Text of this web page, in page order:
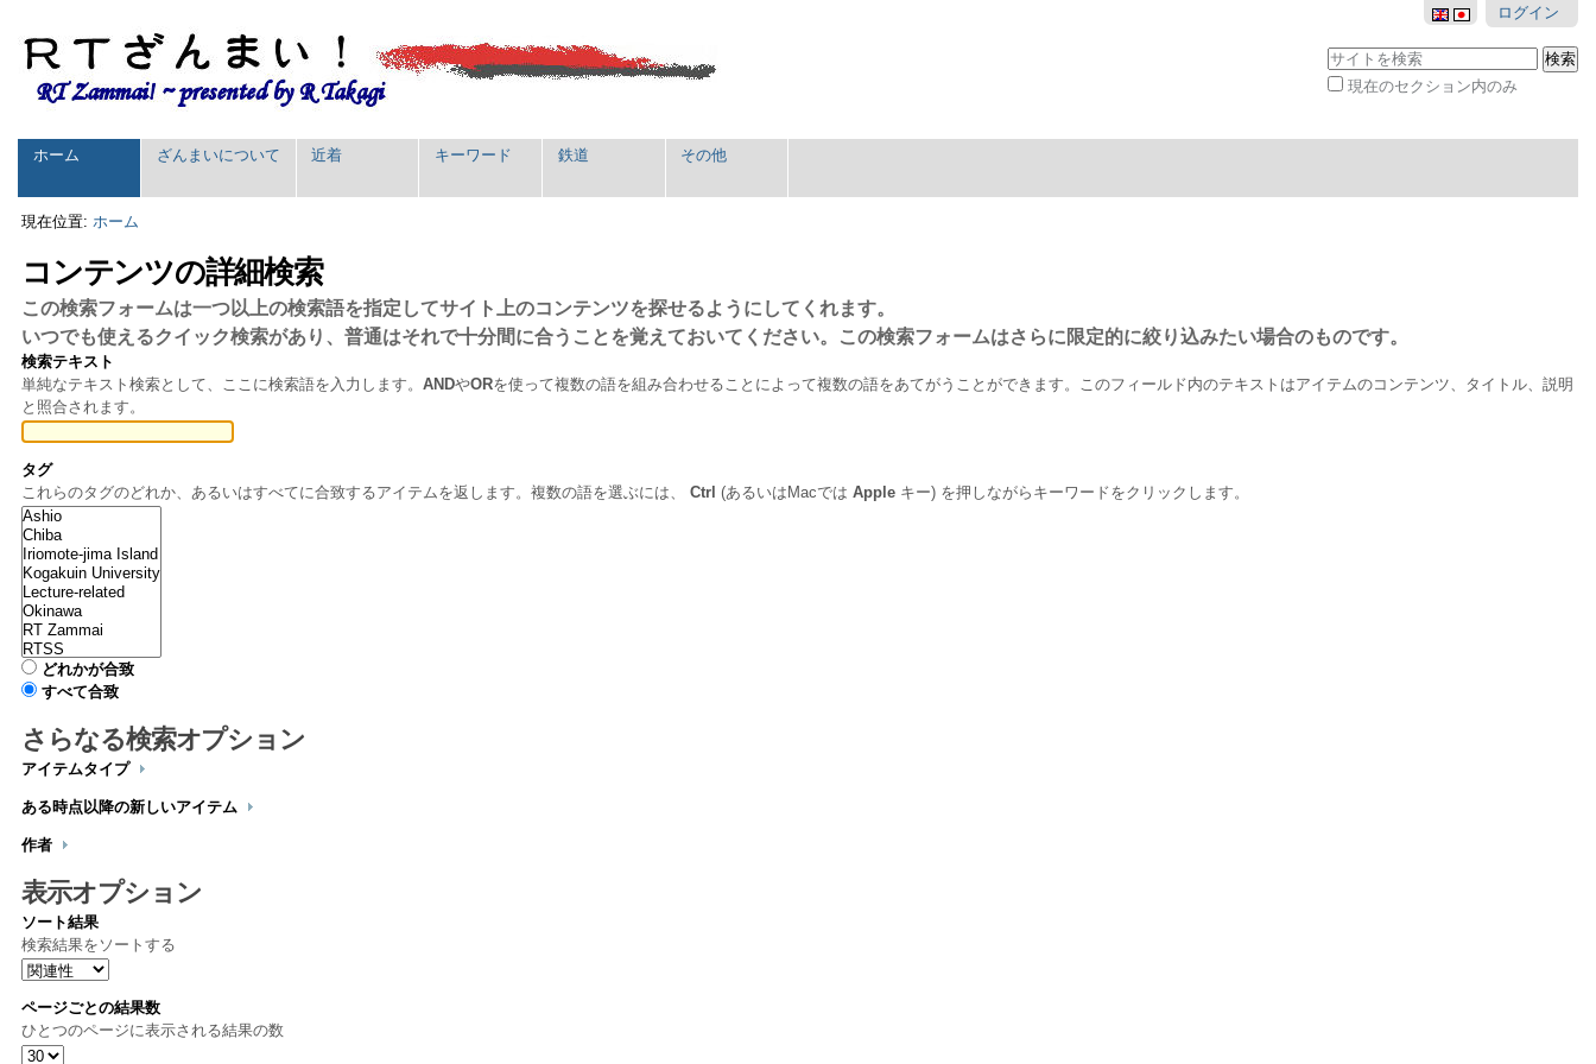
ン
テ
に
飛
ナ
ゲ
ー
シ
ョ
ン
に
飛
ー
ソ
ツ
ル
ログイン
サイトを検索
現在のセクション内のみ
検
セ
シ
ョ
ン
ホーム ざんまいについて 近着 キーワード 鉄道 その他
現在位置: ホーム
コンテンツの詳細検索
この検索フォームは一つ以上の検索語を指定してサイト上のコンテンツを探せるようにしてくれます。
いつでも使えるクイック検索があり、普通はそれで十分間に合うことを覚えておいてください。この検索フォームはさらに限定的に絞り込みたい場合のものです。
検索テキスト
単純なテキスト検索として、ここに検索語を入力します。ANDやORを使って複数の語を組み合わせることによって複数の語をあてがうことができます。このフィールド内のテキストはアイテムのコンテンツ、タイトル、説明
と照合されます。
タグ
これらのタグのどれか、あるいはすべてに合致するアイテムを返します。複数の語を選ぶには、Ctrl (あるいはMacではApple キー) を押しながらキーワードをクリックします。
どれかが合致
すべて合致
さらなる検索オプション
アイテムタイプ
ある時点以降の新しいアイテム
作者
表示オプション
ソート結果
検索結果をソートする
ページごとの結果数
ひとつのページに表示される結果の数